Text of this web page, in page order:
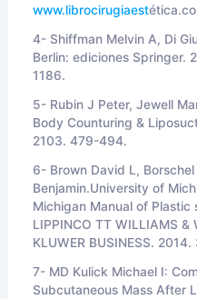
www.librocirugiaest
4- Shiffman Melvin A, Di
Berlin: ediciones Springer.
1186.
5- Rubin J Peter, Jewell
Body Counturing &
2103. 479-494.
6- Brown David L,
Benjamin.University of
Michigan Manual of Plastic
LIPPINCO TT WILLIAMS &
KLUWER BUSINESS.
7- MD Kulick Michael I:
Subcutaneous Mass After